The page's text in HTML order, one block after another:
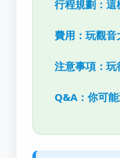
行程規劃：這
費用：玩觀音
注意事項：
Q&A：你可